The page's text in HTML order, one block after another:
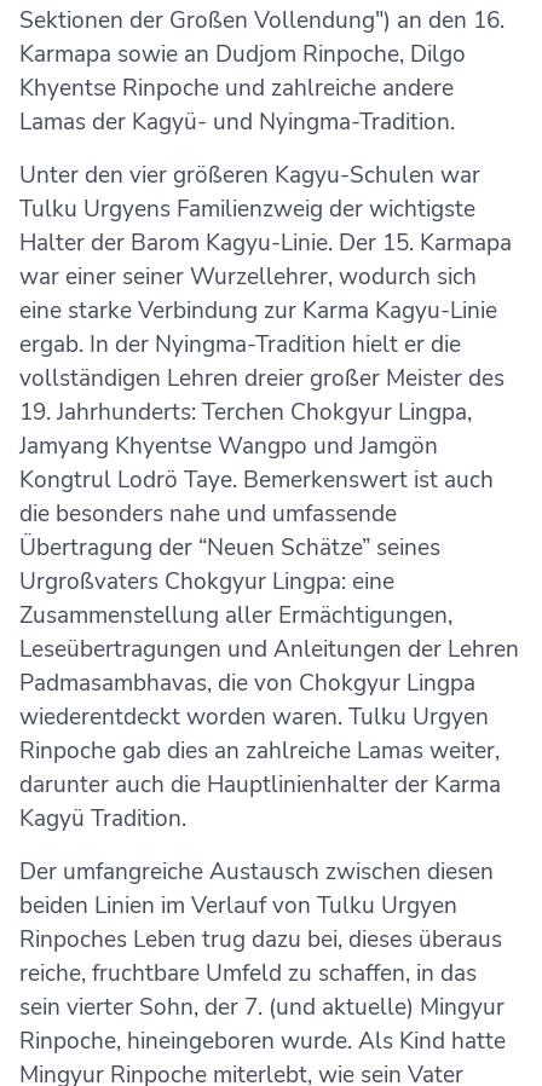
Sektionen der Großen Vollendung") an den 16.
Karmapa sowie an Dudjom Rinpoche, Dilgo
Khyentse Rinpoche und zahlreiche andere
Lamas der Kagyü- und Nyingma-Tradition.
Unter den vier größeren Kagyu-Schulen war
Tulku Urgyens Familienzweig der wichtigste
Halter der Barom Kagyu-Linie. Der 15. Karmapa
war einer seiner Wurzellehrer, wodurch sich
eine starke Verbindung zur Karma Kagyu-Linie
ergab. In der Nyingma-Tradition hielt er die
vollständigen Lehren dreier großer Meister des
19. Jahrhunderts: Terchen Chokgyur Lingpa,
Jamyang Khyentse Wangpo und Jamgön
Kongtrul Lodrö Taye. Bemerkenswert ist auch
die besonders nahe und umfassende
Übertragung der “Neuen Schätze” seines
Urgroßvaters Chokgyur Lingpa: eine
Zusammenstellung aller Ermächtigungen,
Leseübertragungen und Anleitungen der Lehren
Padmasambhavas, die von Chokgyur Lingpa
wiederentdeckt worden waren. Tulku Urgyen
Rinpoche gab dies an zahlreiche Lamas weiter,
darunter auch die Hauptlinienhalter der Karma
Kagyü Tradition.
Der umfangreiche Austausch zwischen diesen
beiden Linien im Verlauf von Tulku Urgyen
Rinpoches Leben trug dazu bei, dieses überaus
reiche, fruchtbare Umfeld zu schaffen, in das
sein vierter Sohn, der 7. (und aktuelle) Mingyur
Rinpoche, hineingeboren wurde. Als Kind hatte
Mingyur Rinpoche miterlebt, wie sein Vater